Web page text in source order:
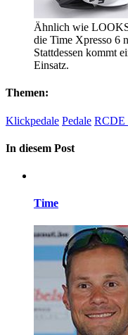
Ähnlich wie
die Time Xpresso 6
Stattdessen kommt
Einsatz.
Themen:
Klickpedale Pedale RCDE
In diesem Post
Time